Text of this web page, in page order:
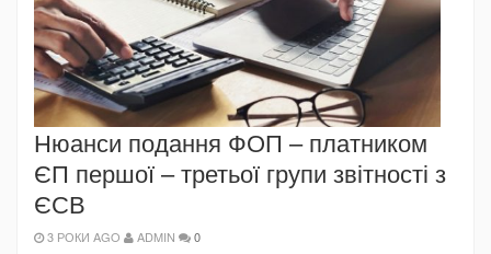
Нюанси подання ФОП – платником
ЄП першої – третьої групи звітності з
ЄСВ
3 РОКИ AGO ADMIN 0